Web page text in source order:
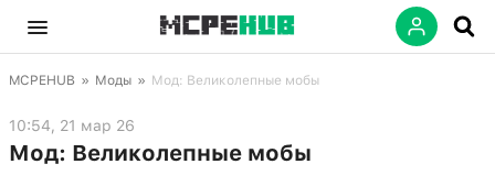
MCPEHUB » Моды » Мод: Великолепные мобы
10:54, 21 мар 26
Мод: Великолепные мобы